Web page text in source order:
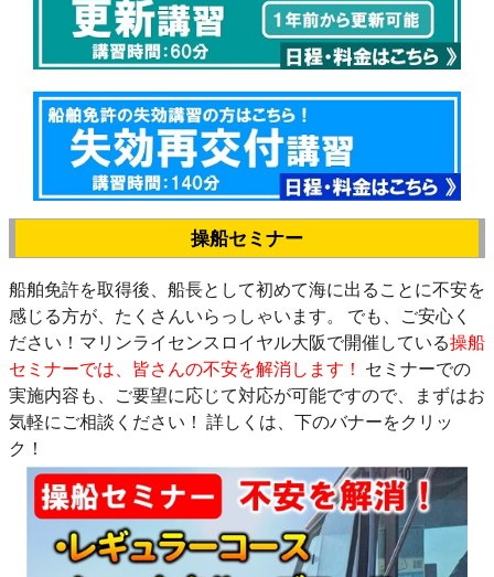
操船セミナー
船舶免許を取得後、船長として初めて海に出ることに不安を
感じる方が、たくさんいらっしゃいます。
でも、ご安心く
ださい！マリンライセンスロイヤル大阪で開催している操船
セミナーでは、皆さんの不安を解消します！
セミナーでの
実施内容も、ご要望に応じて対応が可能ですので、まずはお
気軽にご相談ください！ 詳しくは、下のバナーをクリッ
ク！